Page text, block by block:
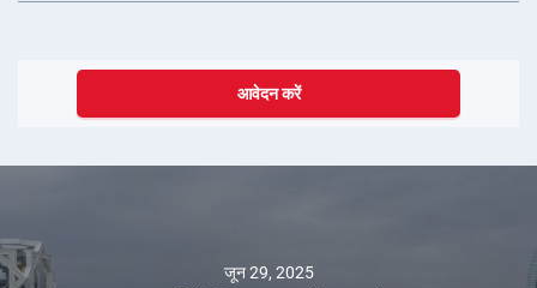
आवेदन करें
जून 29, 2025